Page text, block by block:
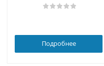
Подробнее